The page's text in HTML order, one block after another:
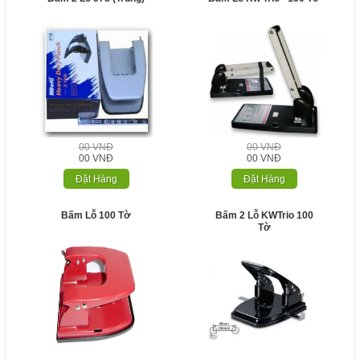
00 VNĐ
00 VNĐ
Đặt Hàng
00 VNĐ
00 VNĐ
Đặt Hàng
Bấm Lỗ 100 Tờ
Bấm 2 Lỗ KWTrio 100
Tờ